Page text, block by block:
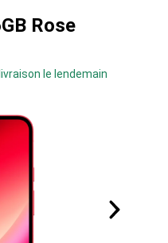
Rose
le lendemain